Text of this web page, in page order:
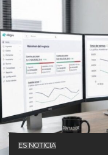
ES NOTICIA